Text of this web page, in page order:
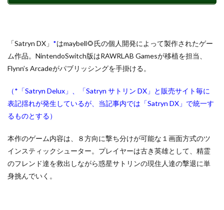
「Satryn DX」 *はmaybell🌻氏の個人開発によって製作されたゲー
ム作品。NintendoSwitch版はRAWRLAB Gamesが移植を担当、
Flynn’s Arcadeがパブリッシングを手掛ける。
（*「Satryn Delux」、「Satryn サトリン DX」と販売サイト毎に
表記揺れが発生しているが、当記事内では「Satryn DX」で統一す
るものとする）
本作のゲーム内容は、８方向に撃ち分けが可能な１画面方式のツ
インスティックシューター。プレイヤーは古き英雄として、精霊
のフレンド達を救出しながら惑星サトリンの現住人達の撃退に単
身挑んでいく。